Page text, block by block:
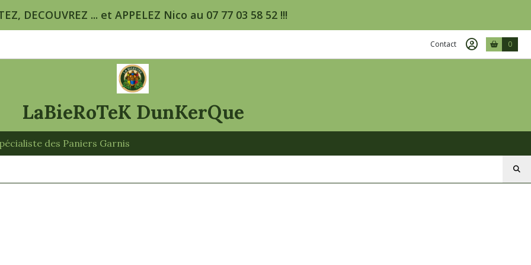
DECOUVREZ ... et APPELEZ Nico au 07 77 03 58 52 !!!
Contact 0
LaBieRoTeK DunKerQue
des Paniers Garnis